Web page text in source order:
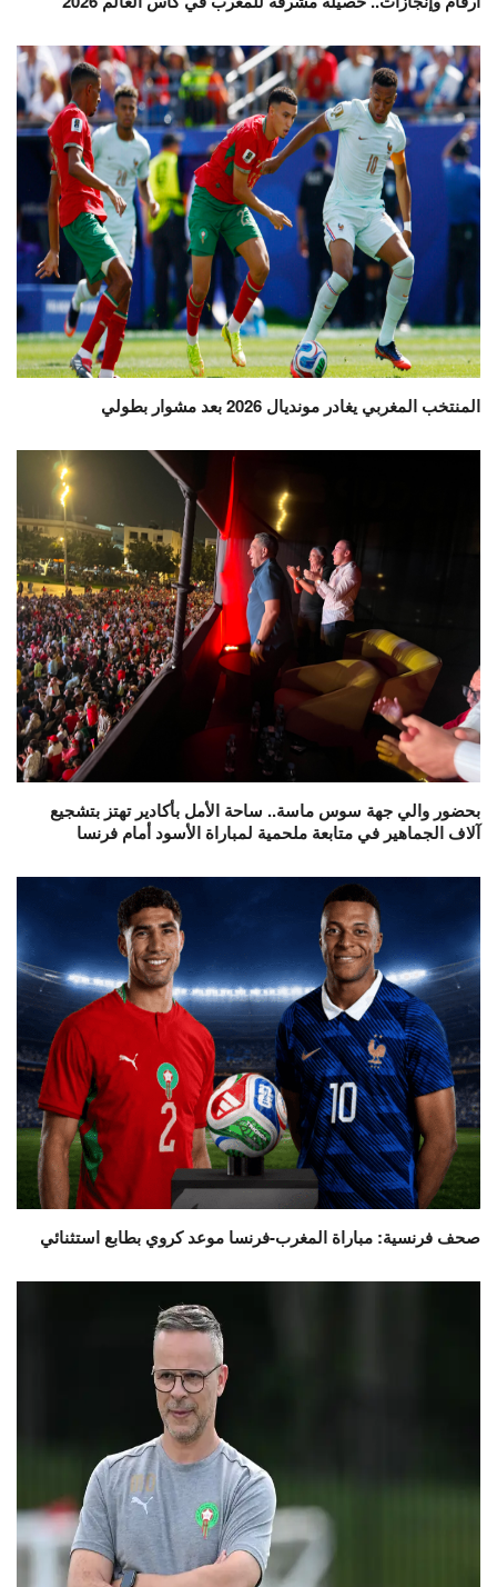
المنتخب المغربي يغادر مونديال 2026 بعد مشوار بطولي
بحضور والي جهة سوس ماسة.. ساحة الأمل بأكادير تهتز بتشجيع
آلاف الجماهير في متابعة ملحمية لمباراة الأسود أمام فرنسا
صحف فرنسية: مباراة المغرب-فرنسا موعد كروي بطابع استثنائي